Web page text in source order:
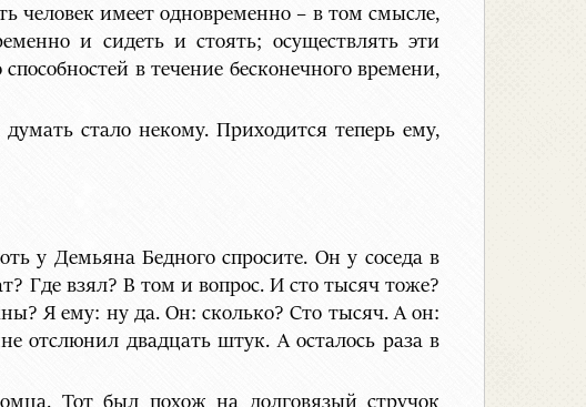
человек имеет одновременно – в том смысле,
и сидеть и стоять; осуществлять эти
в течение бесконечного времени,
стало некому. Приходится теперь ему,
у Демьяна Бедного спросите. Он у соседа в
Где взял? В том и вопрос. И сто тысяч тоже?
Я ему: ну да. Он: сколько? Сто тысяч. А он:
отслюнил двадцать штук. А осталось раза в